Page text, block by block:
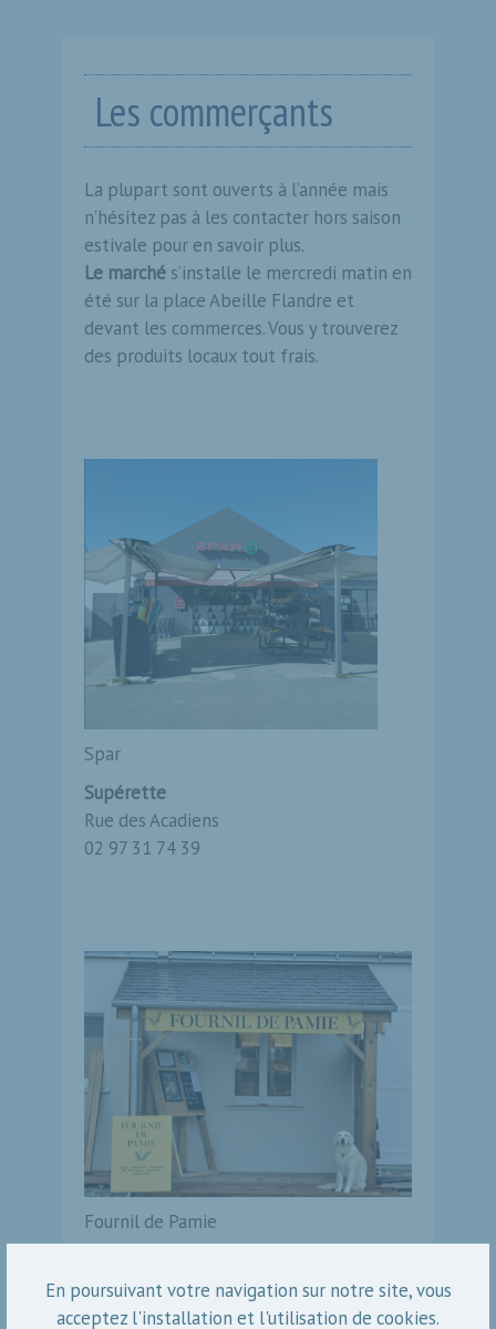
En poursuivant votre navigation sur notre site, vous
acceptez l'installation et l'utilisation de cookies.
Les commerçants
La plupart sont ouverts à l’année mais
n’hésitez pas à les contacter hors saison
estivale pour en savoir plus.
Le marché s’installe le mercredi matin en
été sur la place Abeille Flandre et
devant les commerces. Vous y trouverez
des produits locaux tout frais.
Spar
Supérette
Rue des Acadiens
02 97 31 74 39
Fournil de Pamie
59, La Croix Rouge
06 98 21 47 86